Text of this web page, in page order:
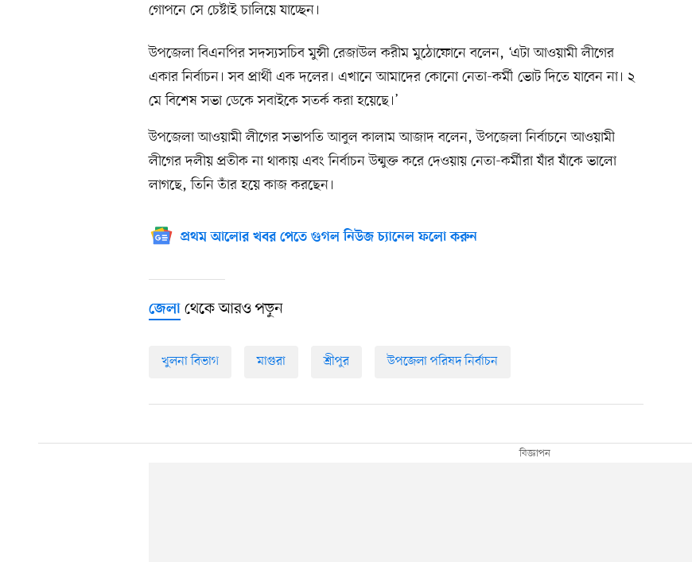
গোপনে সে চেষ্টাই চালিয়ে যাচ্ছেন।
উপজেলা বিএনপির সদস্যসচিব মুন্সী রেজাউল করীম মুঠোফোনে বলেন, ‘এটা আওয়ামী লীগের
একার নির্বাচন। সব প্রার্থী এক দলের। এখানে আমাদের কোনো নেতা-কর্মী ভোট দিতে যাবেন না। ২
মে বিশেষ সভা ডেকে সবাইকে সতর্ক করা হয়েছে।’
উপজেলা আওয়ামী লীগের সভাপতি আবুল কালাম আজাদ বলেন, উপজেলা নির্বাচনে আওয়ামী
লীগের দলীয় প্রতীক না থাকায় এবং নির্বাচন উন্মুক্ত করে দেওয়ায় নেতা-কর্মীরা যাঁর যাঁকে ভালো
লাগছে, তিনি তাঁর হয়ে কাজ করছেন।
প্রথম আলোর খবর পেতে গুগল নিউজ চ্যানেল ফলো করুন
জেলা থেকে আরও পড়ুন
খুলনা বিভাগ মাগুরা শ্রীপুর উপজেলা পরিষদ নির্বাচন